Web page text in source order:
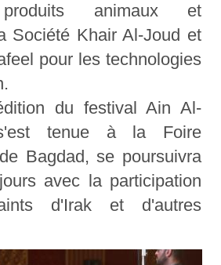
animaux et
Société Khair Al-Joud et
pour les technologies
du festival Ain Al-
tenue à la Foire
Bagdad, se poursuivra
avec la participation
d'Irak et d'autres